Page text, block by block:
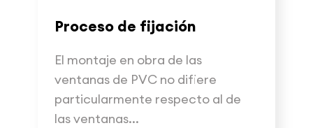
Proceso de fijación
El montaje en obra de las
ventanas de PVC no difiere
particularmente respecto al de
las ventanas...